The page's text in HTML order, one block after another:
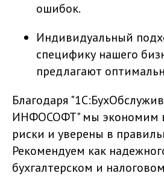
ошибок.
Индивидуальный
специфику нашего
предлагают
Благодаря
ИНФОСОФТ" мы экономим
риски и уверены в
Рекомендуем как
бухгалтерском и налоговом